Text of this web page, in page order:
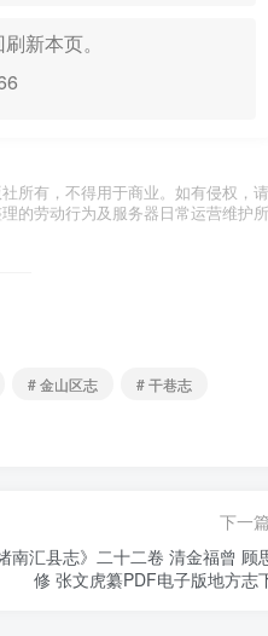
新本页。
所有，不得用于商业。如有侵权，请
的劳动行为及服务器日常运营维护所
# 金山区志 # 干巷志
下一篇
南汇县志》二十二卷 清金福曾 顾
修 张文虎纂PDF电子版地方志